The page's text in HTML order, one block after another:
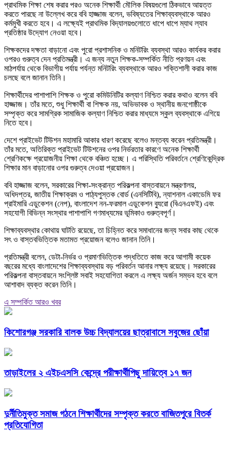
প্রাথমিক শিক্ষা শেষ করার পরও অনেক শিক্ষার্থী মৌলিক বিষয়গুলো ঠিকভাবে আয়ত্ত
করতে পারছে না উল্লেখ করে ববি হাজ্জাজ বলেন, ভবিষ্যতের শিক্ষাব্যবস্থাকে আরও
কর্মমুখী করতে হবে। এ লক্ষ্যেই প্রাথমিক বিদ্যালয়গুলোতে ধাপে ধাপে ম্যাথ ল্যাব
প্রতিষ্ঠার উদ্যোগ নেওয়া হবে।
শিক্ষকদের দক্ষতা বাড়ানো এবং পুরো প্রশাসনিক ও মনিটরিং ব্যবস্থা আরও কার্যকর করার
ওপরও গুরুত্ব দেন প্রতিমন্ত্রী। এ জন্য নতুন শিক্ষক-সম্পর্কিত নীতি প্রণয়ন এবং
মাঠপর্যায় থেকে বিভাগীয় পর্যায় পর্যন্ত মনিটরিং ব্যবস্থাকে আরও শক্তিশালী করার কাজ
চলছে বলে জানান তিনি।
শিক্ষার্থীদের পাশাপাশি শিক্ষক ও পুরো কমিউনিটির কল্যাণ নিশ্চিত করার কথাও বলেন ববি
হাজ্জাজ। তাঁর মতে, শুধু শিক্ষার্থী বা শিক্ষক নয়, অভিভাবক ও স্থানীয় জনগোষ্ঠীকে
সম্পৃক্ত করে সামগ্রিক সামাজিক কল্যাণ নিশ্চিত করার মাধ্যমে স্কুল ব্যবস্থাকে এগিয়ে
নিতে হবে।
দেশে প্রাইভেট টিউশন মহামারি আকার ধারণ করেছে বলেও মন্তব্য করেন প্রতিমন্ত্রী।
তাঁর মতে, অতিরিক্ত প্রাইভেট টিউশনের ওপর নির্ভরতার কারণে অনেক শিক্ষার্থী
শ্রেণিকক্ষে প্রয়োজনীয় শিক্ষা থেকে বঞ্চিত হচ্ছে। এ পরিস্থিতি পরিবর্তনে শ্রেণিকেন্দ্রিক
শিক্ষার মান বাড়ানোর ওপর গুরুত্ব দেওয়া প্রয়োজন।
ববি হাজ্জাজ বলেন, সরকারের শিক্ষা-সংক্রান্ত পরিকল্পনা বাস্তবায়নে মন্ত্রণালয়,
অধিদপ্তর, জাতীয় শিক্ষাক্রম ও পাঠ্যপুস্তক বোর্ড (এনসিটিবি), ন্যাশনাল একাডেমি ফর
প্রাইমারি এডুকেশন (নেপ), বাংলাদেশ নন-ফরমাল এডুকেশন ব্যুরো (বিএনএফই) এবং
সহযোগী বিভিন্ন সংস্থার পাশাপাশি গণমাধ্যমের ভূমিকাও গুরুত্বপূর্ণ।
শিক্ষাব্যবস্থার কোথায় ঘাটতি রয়েছে, তা চিহ্নিত করে সমাধানের জন্য সবার কাছ থেকে
সৎ ও বাস্তবভিত্তিক মতামত প্রয়োজন বলেও জানান তিনি।
প্রতিমন্ত্রী বলেন, ডেটা-নির্ভর ও প্রমাণভিত্তিক পদ্ধতিতে কাজ করে আগামী কয়েক
বছরের মধ্যে বাংলাদেশের শিক্ষাব্যবস্থায় বড় পরিবর্তন আনার লক্ষ্য রয়েছে। সরকারের
পরিকল্পনা বাস্তবায়নে সংশ্লিষ্ট সবাই সহযোগিতা করলে এ লক্ষ্য অর্জন সম্ভব হবে বলে
আশাবাদ ব্যক্ত করেন তিনি।
এ সম্পর্কিত আরও খবর
কিশোরগঞ্জ সরকারি বালক উচ্চ বিদ্যালয়ের ছাত্রাবাসে সবুজের ছোঁয়া
তাড়াইলের ২ এইচএসসি কেন্দ্রে পরীক্ষার্থীপিছু দায়িত্বে ১৭ জন
দুর্নীতিমুক্ত সমাজ গঠনে শিক্ষার্থীদের সম্পৃক্ত করতে বাজিতপুরে বিতর্ক
প্রতিযোগিতা